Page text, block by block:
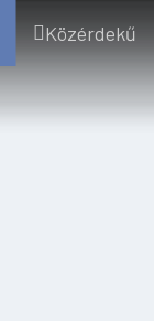
Közérdekű